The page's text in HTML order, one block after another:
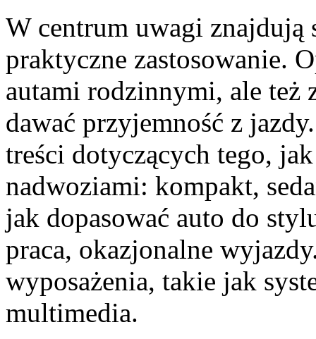
W centrum uwagi
praktyczne zastosowanie.
autami rodzinnymi, ale też
dawać przyjemność z
treści dotyczących tego,
nadwoziami: kompakt,
jak dopasować auto do
praca, okazjonalne
wyposażenia, takie jak
multimedia.